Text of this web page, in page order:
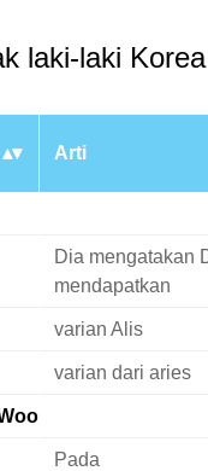
laki-laki
Arti
Dia mengatakan
mendapatkan
varian Alis
varian dari aries
Pada